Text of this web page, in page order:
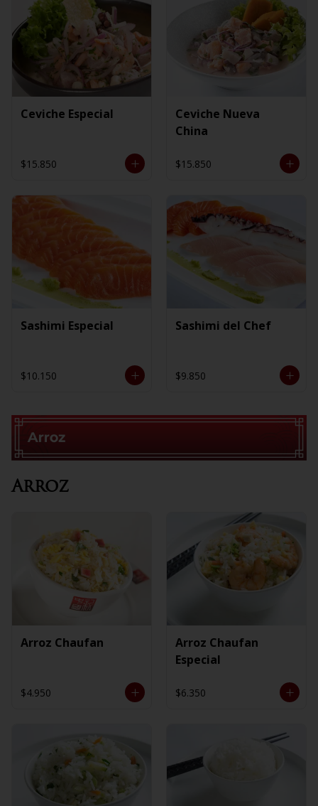
Ceviche Especial
$15.850
Ceviche Nueva
China
$15.850
Sashimi Especial
$10.150
Sashimi del Chef
$9.850
Arroz
Arroz Chaufan
$4.950
Arroz Chaufan
Especial
$6.350